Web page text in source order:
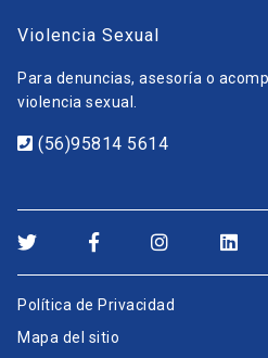
Violencia Sexual
Para denuncias, asesoría o
violencia sexual.
(56)95814 5614
Política de Privacidad
Mapa del sitio